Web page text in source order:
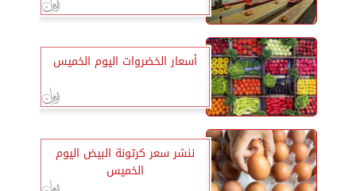
أسعار الخضروات اليوم الخميس
ننشر سعر كرتونة البيض اليوم
الخميس